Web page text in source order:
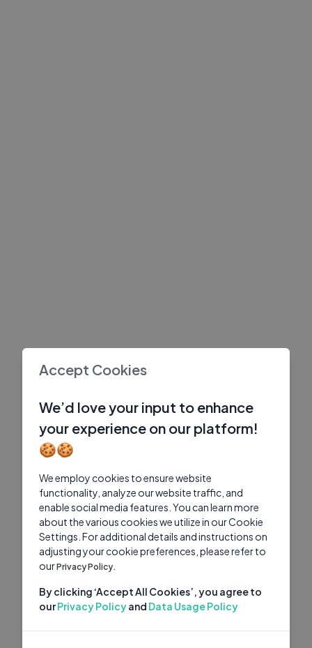
Accept Cookies
We’d love your input to enhance
your experience on our platform!
🍪🍪
We employ cookies to ensure website
functionality, analyze our website traffic, and
enable social media features. You can learn more
about the various cookies we utilize in our Cookie
Settings. For additional details and instructions on
adjusting your cookie preferences, please refer to
ourPrivacy Policy.
By clicking ‘Accept All Cookies’, you agree to
ourPrivacy Policyand Data Usage Policy